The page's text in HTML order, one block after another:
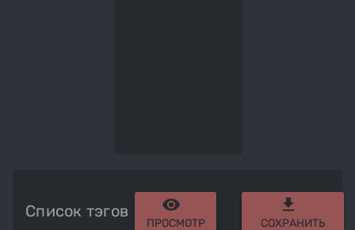
Список тэгов remove_red_eye
ПРОСМОТР
get_app
СОХРАНИТЬ